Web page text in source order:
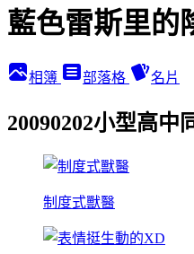
藍色雷斯里的
相簿 部落格 名片
20090202小型高中
制度式獸醫